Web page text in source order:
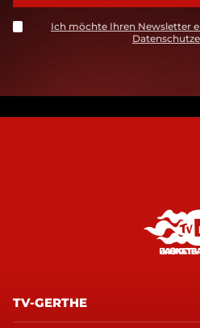
Ich möchte Ihren Newsletter
TV-GERTHE